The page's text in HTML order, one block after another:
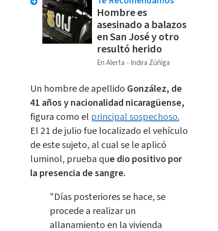
Hombre es
asesinado a balazos
en San José y otro
resultó herido
En Alerta Indira Zúñiga
Un hombre de apellido González, de
41 años y nacionalidad nicaragüense,
figura como el principal sospechoso.
El 21 de julio fue localizado el vehículo
de este sujeto, al cual se le aplicó
luminol, prueba que dio positivo por
la presencia de sangre.
"Días posteriores se hace, se
procede a realizar un
allanamiento en la vivienda